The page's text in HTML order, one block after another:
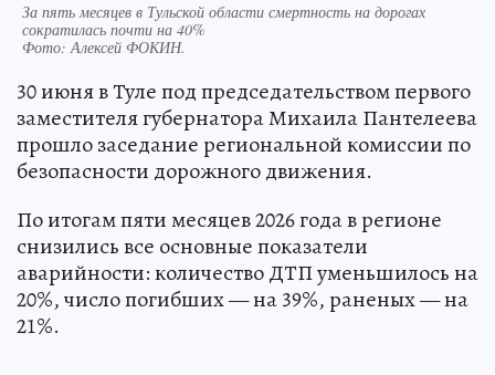
За пять месяцев в Тульской области смертность на дорогах
сократилась почти на 40%
Фото:Алексей ФОКИН.
30 июня в Туле под председательством первого
заместителя губернатора Михаила Пантелеева
прошло заседание региональной комиссии по
безопасности дорожного движения.
По итогам пяти месяцев 2026 года в регионе
снизились все основные показатели
аварийности: количество ДТП уменьшилось на
20%, число погибших — на 39%, раненых — на
21%.